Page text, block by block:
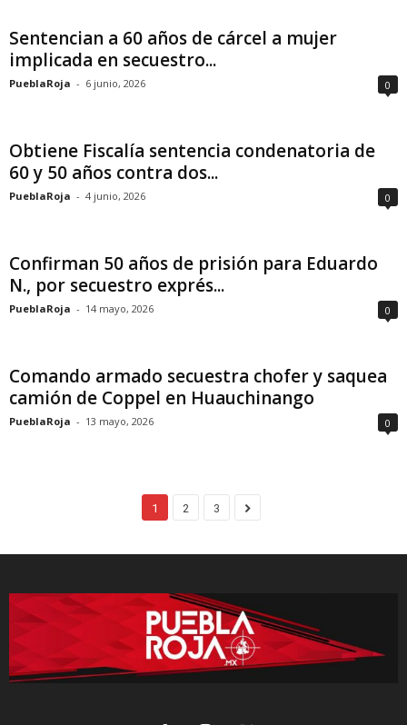
Sentencian a 60 años de cárcel a mujer
implicada en secuestro...
PueblaRoja - 6 junio, 2026 0
Obtiene Fiscalía sentencia condenatoria de
60 y 50 años contra dos...
PueblaRoja - 4 junio, 2026 0
Confirman 50 años de prisión para Eduardo
N., por secuestro exprés...
PueblaRoja - 14 mayo, 2026 0
Comando armado secuestra chofer y saquea
camión de Coppel en Huauchinango
PueblaRoja - 13 mayo, 2026 0
1 2 3